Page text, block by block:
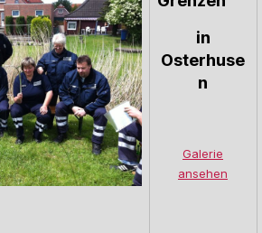
in
Osterhuse
n
Galerie
ansehen